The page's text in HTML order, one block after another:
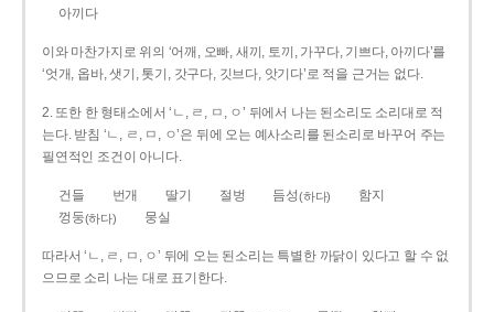
아끼다
이와 마찬가지로 위의 ‘어깨, 오빠, 새끼, 토끼, 가꾸다, 기쁘다, 아끼다’를
‘엇개, 옵바, 샛기, 톳기, 갓구다, 깃브다, 앗기다’로 적을 근거는 없다.
2. 또한 한 형태소에서 ‘ㄴ, ㄹ, ㅁ, ㅇ’ 뒤에서 나는 된소리도 소리대로 적
는다. 받침 ‘ㄴ, ㄹ, ㅁ, ㅇ’은 뒤에 오는 예사소리를 된소리로 바꾸어 주는
필연적인 조건이 아니다.
건들 번개 딸기 절벙 듬성(하다)
함지
껑둥(하다) 뭉실
따라서 ‘ㄴ, ㄹ, ㅁ, ㅇ’ 뒤에 오는 된소리는 특별한 까닭이 있다고 할 수 없
으므로 소리 나는 대로 표기한다.